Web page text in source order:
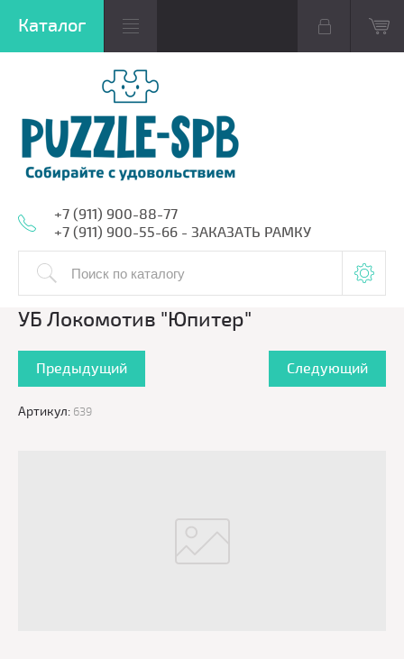
+7 (911) 900-88-77
+7 (911) 900-55-66 - ЗАКАЗАТЬ РАМКУ
УБ Локомотив "Юпитер"
Предыдущий Следующий
Артикул: 639